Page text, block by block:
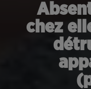
chez